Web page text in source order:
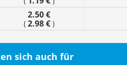
2.50 €
( 2.98 € )
sich auch für